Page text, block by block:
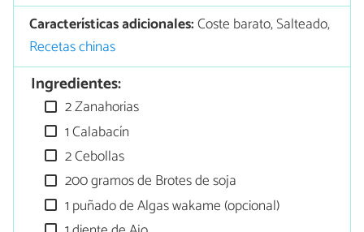
Características adicionales:Coste barato, Salteado,
Recetas chinas
Ingredientes:
2 Zanahorias
1 Calabacín
2 Cebollas
200 gramos de Brotes de soja
1 puñado de Algas wakame (opcional)